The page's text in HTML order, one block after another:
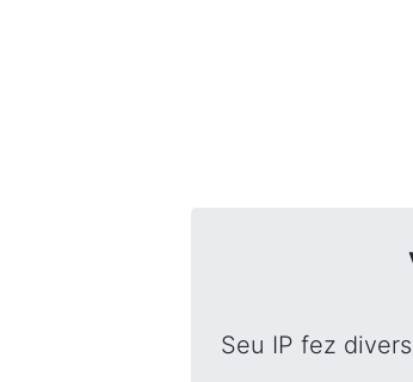
Seu IP fez